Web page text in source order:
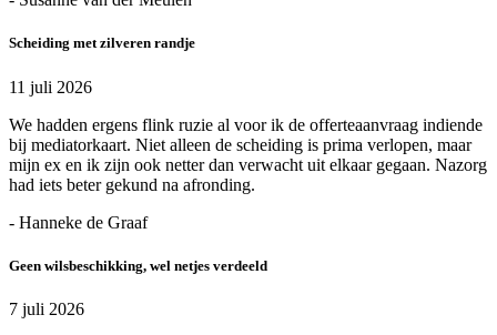
Scheiding met zilveren randje
11 juli 2026
We hadden ergens flink ruzie al voor ik de offerteaanvraag indiende
bij mediatorkaart. Niet alleen de scheiding is prima verlopen, maar
mijn ex en ik zijn ook netter dan verwacht uit elkaar gegaan. Nazorg
had iets beter gekund na afronding.
- Hanneke de Graaf
Geen wilsbeschikking, wel netjes verdeeld
7 juli 2026